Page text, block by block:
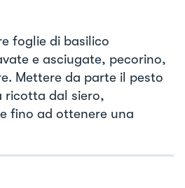
foglie di basilico
e asciugate, pecorino,
Mettere da parte il pesto
ricotta dal siero,
fino ad ottenere una